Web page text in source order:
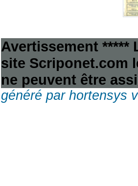
Avertissement *****
site Scriponet.com
ne peuvent être
généré par hortensys